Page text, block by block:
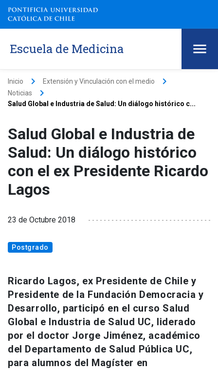
Escuela de Medicina
Inicio keyboard_arrow_right Extensión y Vinculación con el medio keyboard_arrow_right
Noticias keyboard_arrow_right
Salud Global e Industria de Salud: Un diálogo histórico c...
Salud Global e Industria de
Salud: Un diálogo histórico
con el ex Presidente Ricardo
Lagos
23 de Octubre 2018
Postgrado
Ricardo Lagos, ex Presidente de Chile y
Presidente de la Fundación Democracia y
Desarrollo, participó en el curso Salud
Global e Industria de Salud UC, liderado
por el doctor Jorge Jiménez, académico
del Departamento de Salud Pública UC,
para alumnos del Magíster en